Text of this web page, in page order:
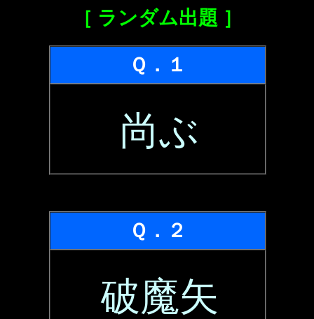
［ ランダム出題 ］
Ｑ．１
尚ぶ
Ｑ．２
破魔矢